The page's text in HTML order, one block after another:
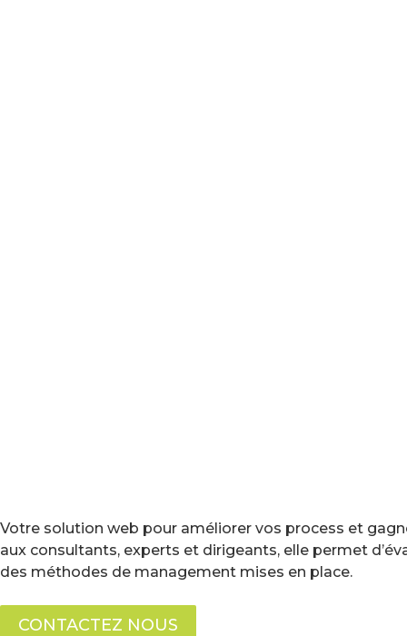
Votre solution web pour améliorer vos process et
aux consultants, experts et dirigeants, elle permet
des méthodes de management mises en place.
CONTACTEZ NOUS